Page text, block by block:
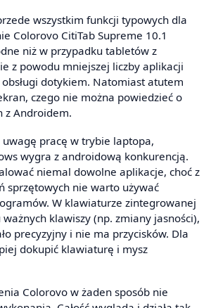
wszystkim funkcji typowych dla
Colorovo CitiTab Supreme 10.1
niż w przypadku tabletów z
z powodu mniejszej liczby aplikacji
dotykiem. Natomiast atutem
czego nie można powiedzieć o
z Androidem.
uwagę pracę w trybie laptopa,
wygra z androidową konkurencją.
niemal dowolne aplikacje, choć z
sprzętowych nie warto używać
W klawiaturze zintegrowanej
klawiszy (np. zmiany jasności),
precyzyjny i nie ma przycisków. Dla
dokupić klawiaturę i mysz
Colorovo w żaden sposób nie